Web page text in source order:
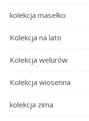
kolekcja masełko
Kolekcja na lato
Kolekcja welurów
Kolekcja wiosenna
kolekcja zima